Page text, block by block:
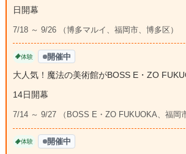
日開幕
7/18 ～ 9/26 （博多マルイ、福岡市、博多区）
体験 開催中
大人気！魔法の美術館がBOSS E・ZO
14日開幕
7/14 ～ 9/27 （BOSS E・ZO FUKUOKA、福岡
体験 開催中